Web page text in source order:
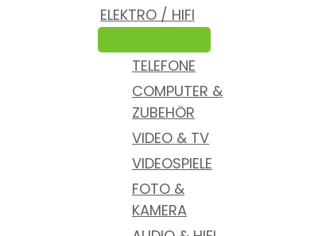
ELEKTRO / HIFI
TELEFONE
COMPUTER &
ZUBEHÖR
VIDEO & TV
VIDEOSPIELE
FOTO &
KAMERA